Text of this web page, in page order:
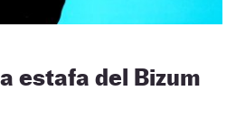
estafa del Bizum